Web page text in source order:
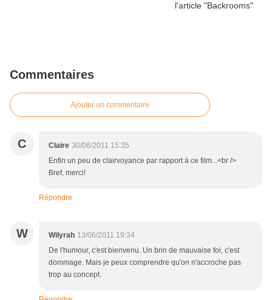
Commentaires
Ajouter un commentaire
C Claire 30/06/2011 15:35
Enfin un peu de clairvoyance par rapport à ce film...<br />
Bref, merci!
Répondre
W Wilyrah 13/06/2011 19:34
De l'humour, c'est bienvenu. Un brin de mauvaise foi, c'est
dommage. Mais je peux comprendre qu'on n'accroche pas
trop au concept.